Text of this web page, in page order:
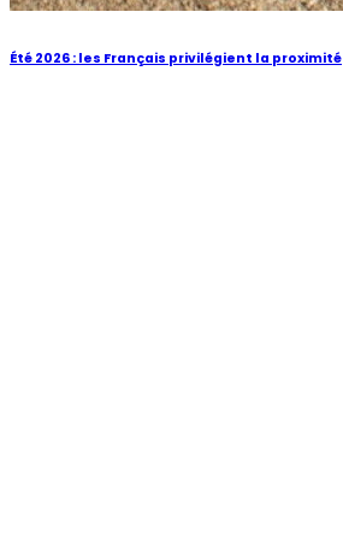
Été 2026 : les Français privilégient la proximité